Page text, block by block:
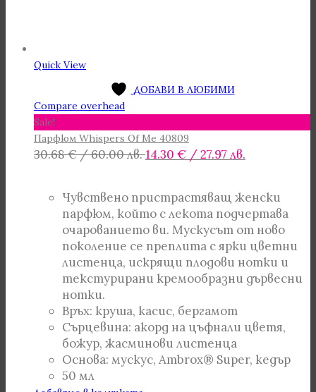
Quick View
ДОБАВИ В ЛЮБИМИ
Compare overhead
Sale!
Парфюм Whispers Of Me 40809
30.68€/ 60.00 лв.Original
30.68 €
/
60.00 лв..
14.30 € / 27.97 лв.
14.30 €
/
27.97 лв..
Чувствено пристрастяващ женски
парфюм, който с лекота подчертава
очарованието ви. Мускусът от ново
поколение се преплита с ярки цветни
листенца, искрящи плодови нотки и
текстурирани кремообразни дървесни
нотки.
Връх: круша, касис, бергамот
Сърцевина: акорд на цъфнали цветя,
божур, жасминови листенца
Основа: мускус, Ambrox® Super, кедър
50 мл